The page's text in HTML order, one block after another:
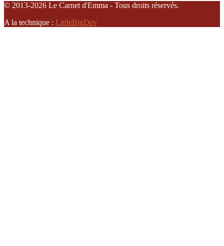
© 2013-2026 Le Carnet d'Emma - Tous droits réservés.
A la technique : LittleBigDev